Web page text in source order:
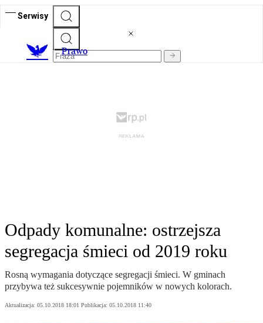
Serwisy
Prawo
Odpady komunalne: ostrzejsza
segregacja śmieci od 2019 roku
Rosną wymagania dotyczące segregacji śmieci. W gminach
przybywa też sukcesywnie pojemników w nowych kolorach.
Aktualizacja: 05.10.2018 18:01 Publikacja: 05.10.2018 11:40